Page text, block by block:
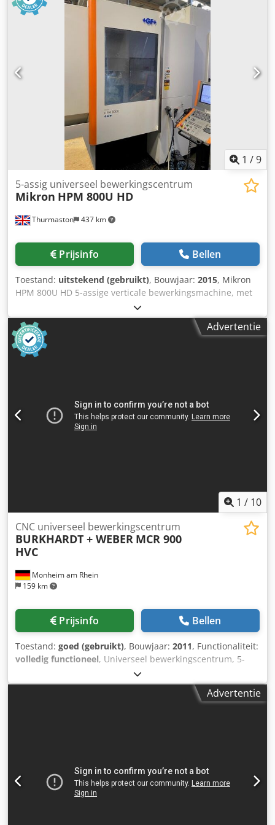
spilsnelheid (max.):
, spindelsnelheid (min.):
, 5-assig bewerkingscentrum, fabrikant: DECKEL
MAHO, type: DMU 125 P duoBLOCK, bouwjaar: 2006,
draaiuren (h): 35.319, serienummer: 11460000643, slag
(X/Y/Z): 1.250/1.000/1.000 mm, spiltoerental max. 10.000
tpm, 60-voudige gereedschapswisselaar, B-as, 190°
zwenkbaar, HEIDENHAIN Mill Plus-besturing, interne
koelmiddeltoevoer, gereedschapsmeetsysteem,
spanentransporteur, DMG-filtersysteem, serienr.: 13812-
01560, koeleenheid DMG WK331. Djdsrkz Tfspfx Ap Hjck
1 /9
Thurmaston 437 km
5-assig universeel bewerkingscentrum
Mikron HPM 800U HD
Prijsinfo Bellen
Toestand: uitstekend (gebruikt), Bouwjaar: 2015, Mikron
HPM 800U HD 5-assige verticale bewerkingsmachine, met
7-voudig palletwisselsysteem (2015) Verplaatsing XYZ: 800
x 800 x 550 mm, Tafel: 500 x 500 mm, A-as: -91 / +121
graden, C-as: 360 graden, Heidenhain TNC530, Spindel
snelheid: 20.000 toeren per minuut, Spindelmotor: 36 kW,
Dcjdpfx Apjzm Tics Hsk Spindeltap: HSK A63, 165
Advertentie
1 / 10
Monheim am Rhein
159 km
CNC universeel bewerkingscentrum
BURKHARDT + WEBER MCR 900
HVC
Prijsinfo Bellen
Toestand: goed (gebruikt), Bouwjaar: 2011, Functionaliteit:
volledig functioneel, Universeel bewerkingscentrum, 5-
assig, simultaan Oorspronkelijke aankoopprijs: 1.295.000,-
euro De machine is in september 2011 als nieuwe machine
in gebruik genomen. Er is een meetrapport van de
vlakke aanslag 125 Spindeltoerental: max. 8000 omw/min
Aantal versnellingen: 2 Spindelmotor: (100/40 % ED) 37/50
kW Voedingen x/y/z - traploos: 30000 mm/min Koppel op
Advertentie